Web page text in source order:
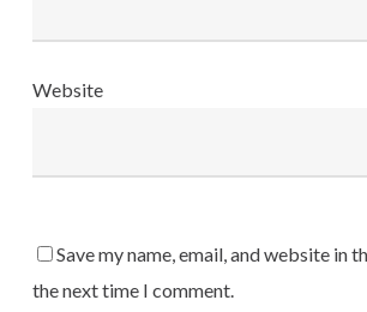
Website
Save my name, email, and website in
the next time I comment.